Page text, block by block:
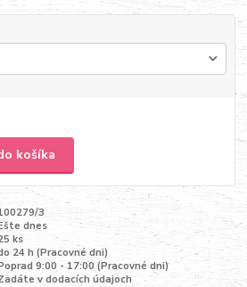
košíka
3
dnes
ks
24 h (Pracovné dni)
9:00 - 17:00 (Pracovné dni)
v dodacích údajoch